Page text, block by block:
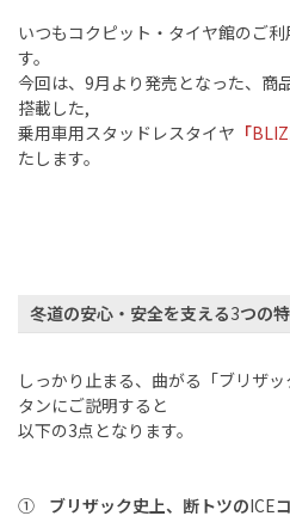
いつもコクピット・タイヤ館のご
す。
今回は、 9月より発売となった、商
搭載した,
乗用車用スタッドレスタイヤ 「
たします。
冬道の安心・安全を支える3つの
しっかり止まる、曲がる「ブリザッ
タンにご説明すると
以下の3点となります。
① ブリザック史上、断トツのICE